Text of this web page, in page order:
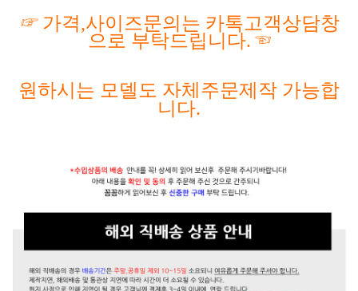
☞ 가격,사이즈문의는 카톡고객상담창
으로 부탁드립니다. ☜
원하시는 모델도 자체주문제작 가능합
니다.